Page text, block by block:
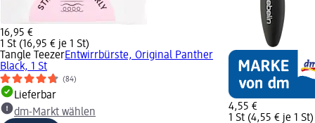
16,95 €
1 St (16,95 € je 1 St)
Tangle TeezerEntwirrbürste, Original Panther
Black, 1 St
(84)
Lieferbar
dm-Markt wählen
4,55 €
1 St (4,55 € je 1 St)